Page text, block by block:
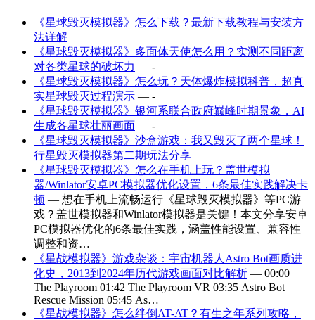
《星球毁灭模拟器》怎么下载？最新下载教程与安装方
法详解
《星球毁灭模拟器》多面体天使怎么用？实测不同距离
对各类星球的破坏力 — -
《星球毁灭模拟器》怎么玩？天体爆炸模拟科普，超真
实星球毁灭过程演示 — -
《星球毁灭模拟器》银河系联合政府巅峰时期景象，AI
生成各星球壮丽画面 — -
《星球毁灭模拟器》沙盒游戏：我又毁灭了两个星球！
行星毁灭模拟器第二期玩法分享
《星球毁灭模拟器》怎么在手机上玩？盖世模拟
器/Winlator安卓PC模拟器优化设置，6条最佳实践解决卡
顿 — 想在手机上流畅运行《星球毁灭模拟器》等PC游
戏？盖世模拟器和Winlator模拟器是关键！本文分享安卓
PC模拟器优化的6条最佳实践，涵盖性能设置、兼容性
调整和资…
《星战模拟器》游戏杂谈：宇宙机器人Astro Bot画质进
化史，2013到2024年历代游戏画面对比解析 — 00:00
The Playroom 01:42 The Playroom VR 03:35 Astro Bot
Rescue Mission 05:45 As…
《星战模拟器》怎么绊倒AT-AT？有生之年系列攻略，